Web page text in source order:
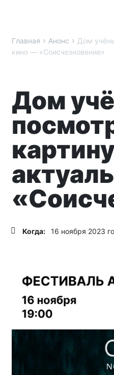
Главная › Анонс › Дом
кино — «Соисчезновение»
Дом
Когда: 16 ноября 2023